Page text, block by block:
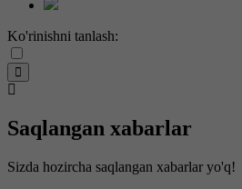
Ko'rinishni tanlash:
Saqlangan xabarlar
Sizda hozircha saqlangan xabarlar yo'q!